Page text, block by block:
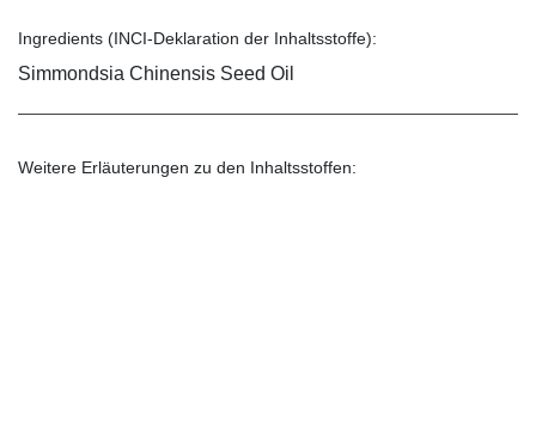
Ingredients (INCI-Deklaration der Inhaltsstoffe):
Simmondsia Chinensis Seed Oil
Weitere Erläuterungen zu den Inhaltsstoffen: